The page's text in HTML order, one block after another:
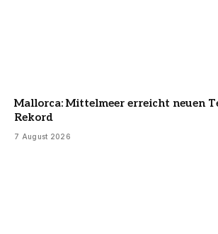
Mallorca: Mittelmeer erreicht neuen
Rekord
7 August 2026